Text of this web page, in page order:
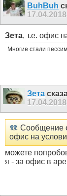
BuhBuh
17.04.2018
Зета, т.е. офис
Многие стали
Зета
17.04.2018
Сообщение
офис на
можете
я - за офис в